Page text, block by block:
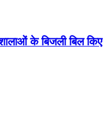
के बिजली बिल किए